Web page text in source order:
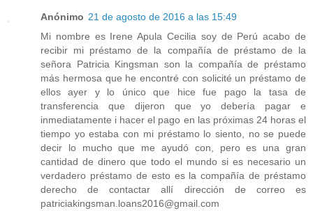
Anónimo 21 de agosto de 2016 a las 15:49
Mi nombre es Irene Apula Cecilia soy de Perú acabo de
recibir mi préstamo de la compañía de préstamo de la
señora Patricia Kingsman son la compañía de préstamo
más hermosa que he encontré con solicité un préstamo de
ellos ayer y lo único que hice fue pago la tasa de
transferencia que dijeron que yo debería pagar e
inmediatamente i hacer el pago en las próximas 24 horas el
tiempo yo estaba con mi préstamo lo siento, no se puede
decir lo mucho que me ayudó con, pero es una gran
cantidad de dinero que todo el mundo si es necesario un
verdadero préstamo de esto es la compañía de préstamo
derecho de contactar allí dirección de correo es
patriciakingsman.loans2016@gmail.com